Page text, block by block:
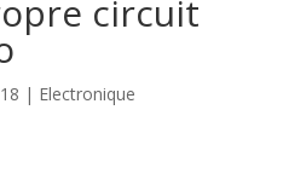
circuit
| Electronique